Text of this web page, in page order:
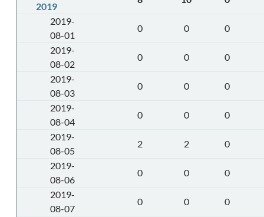
2019
2019-
08-01
0 0
0
2019-
08-02
0 0
0
2019-
08-03
0 0
0
2019-
08-04
0 0
0
2019-
08-05
2 2
0
2019-
08-06
0 0
0
2019-
08-07
0 0
0